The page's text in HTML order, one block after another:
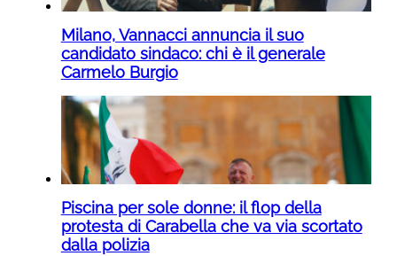
Milano, Vannacci annuncia il suo
candidato sindaco: chi è il generale
Carmelo Burgio
Piscina per sole donne: il flop della
protesta di Carabella che va via scortato
dalla polizia